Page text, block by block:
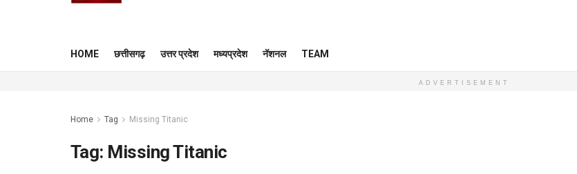
HOME छत्तीसगढ़ उत्तर प्रदेश मध्यप्रदेश नॅशनल TEAM
ADVERTISEMENT
Home Tag Missing Titanic
Tag: Missing Titanic